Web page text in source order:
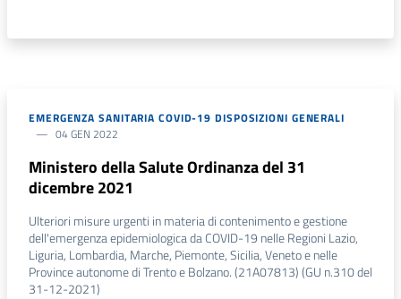
EMERGENZA SANITARIA COVID-19 DISPOSIZIONI GENERALI
04 GEN 2022
Ministero della Salute Ordinanza del 31
dicembre 2021
Ulteriori misure urgenti in materia di contenimento e gestione
dell'emergenza epidemiologica da COVID-19 nelle Regioni Lazio,
Liguria, Lombardia, Marche, Piemonte, Sicilia, Veneto e nelle
Province autonome di Trento e Bolzano. (21A07813) (GU n.310 del
31-12-2021)